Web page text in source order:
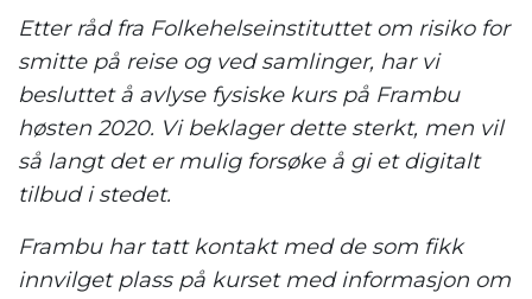
Etter råd fra Folkehelseinstituttet om risiko for
smitte på reise og ved samlinger, har vi
besluttet å avlyse fysiske kurs på Frambu
høsten 2020. Vi beklager dette sterkt, men vil
så langt det er mulig forsøke å gi et digitalt
tilbud i stedet.
Frambu har tatt kontakt med de som fikk
innvilget plass på kurset med informasjon om